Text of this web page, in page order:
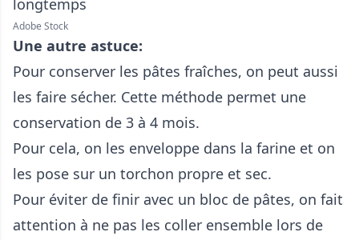
Adobe Stock
Une autre astuce:
Pour conserver les pâtes fraîches, on peut aussi
les faire sécher. Cette méthode permet une
conservation de 3 à 4 mois.
Pour cela, on les enveloppe dans la farine et on
les pose sur un torchon propre et sec.
Pour éviter de finir avec un bloc de pâtes, on fait
attention à ne pas les coller ensemble lors de